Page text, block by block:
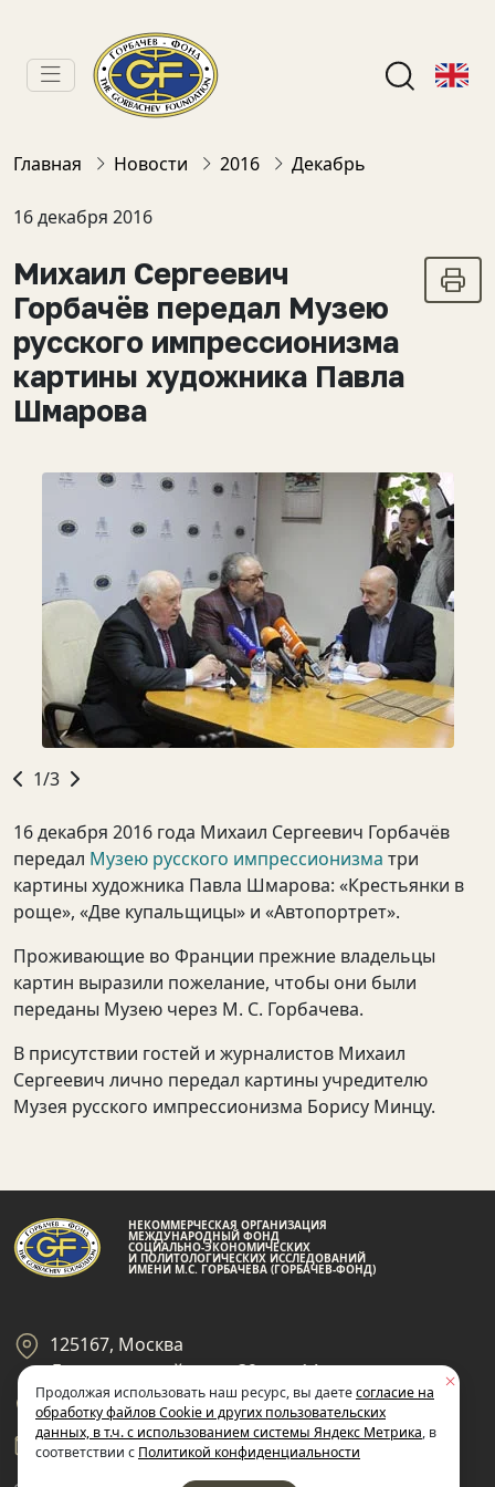
Главная Новости 2016 Декабрь
16 декабря 2016
Михаил Сергеевич
Горбачёв передал Музею
русского импрессионизма
картины художника Павла
Шмарова
1/3
16 декабря 2016 года Михаил Сергеевич Горбачёв
передал Музею русского импрессионизма три
картины художника Павла Шмарова: «Крестьянки в
роще», «Две купальщицы» и «Автопортрет».
Проживающие во Франции прежние владельцы
картин выразили пожелание, чтобы они были
переданы Музею через М. С. Горбачева.
В присутствии гостей и журналистов Михаил
Сергеевич лично передал картины учредителю
Музея русского импрессионизма Борису Минцу.
НЕКОММЕРЧЕСКАЯ ОРГАНИЗАЦИЯ
МЕЖДУНАРОДНЫЙ ФОНД
СОЦИАЛЬНО-ЭКОНОМИЧЕСКИХ
И ПОЛИТОЛОГИЧЕСКИХ ИССЛЕДОВАНИЙ
ИМЕНИ М.С. ГОРБАЧЕВА (ГОРБАЧЕВ-ФОНД)
125167, Москва
Ленинградский пр-кт 39, стр 14
+7 495 945-59-99
gf@gorby.ru
Продолжая использовать наш ресурс, вы даетесогласие на
обработку файлов Cookie и других пользовательских
данных, в т.ч. с использованием системы Яндекс Метрика, в
соответствии с Политикой конфиденциальности